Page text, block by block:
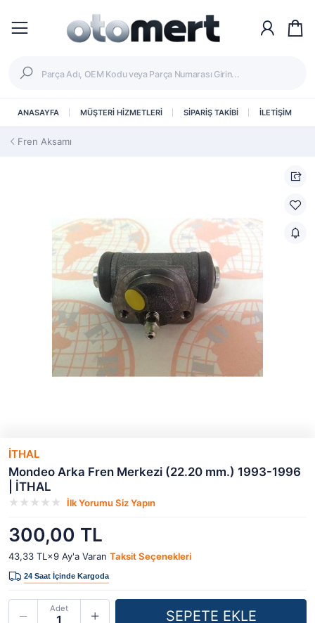
ANASAYFA MÜŞTERİ HİZMETLERİ SİPARİŞ TAKİBİ İLETİŞİM
Fren Aksamı
İTHAL
Mondeo Arka Fren Merkezi (22.20 mm.) 1993-1996
| İTHAL
İlk Yorumu Siz Yapın
300,00 TL
43,33 TL×9 Ay'a Varan Taksit Seçenekleri
Adet